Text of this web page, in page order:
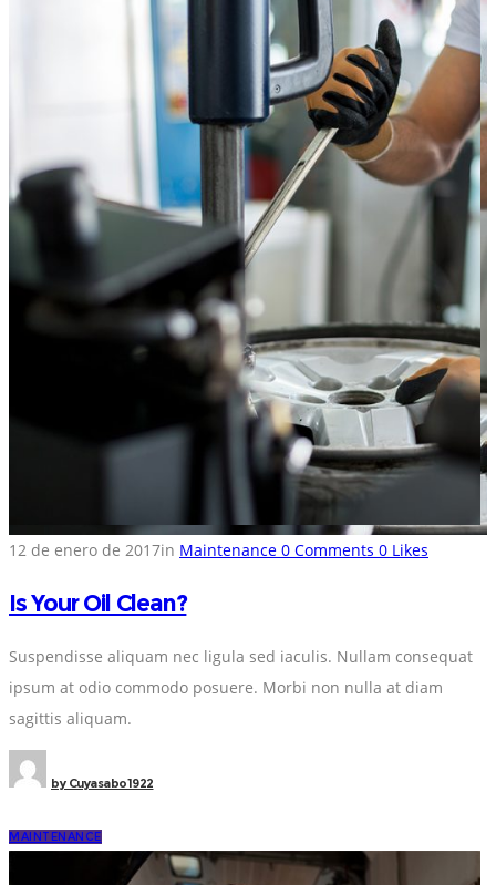
12 de enero de 2017in Maintenance 0 Comments 0 Likes
Is Your Oil Clean?
Suspendisse aliquam nec ligula sed iaculis. Nullam consequat
ipsum at odio commodo posuere. Morbi non nulla at diam
sagittis aliquam.
byCuyasabo1922
MAINTENANCE